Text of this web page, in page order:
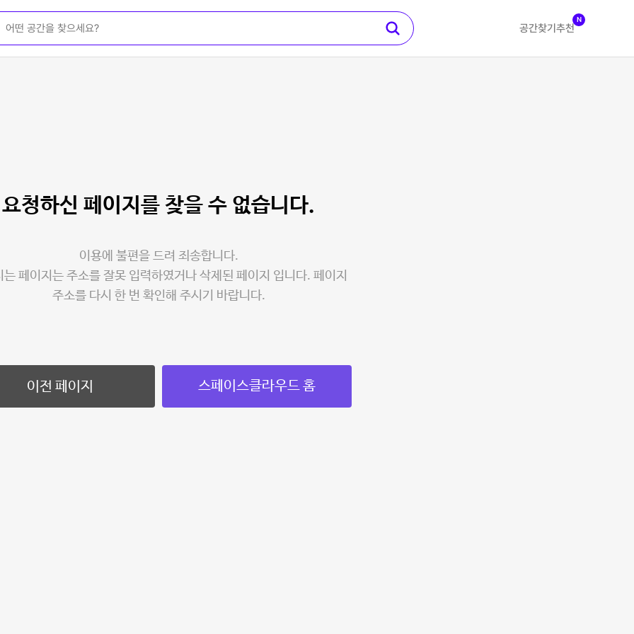
공간찾기 추천
N
요청하신 페이지를 찾을 수 없습니다.
이용에 불편을 드려 죄송합니다.
는 페이지는 주소를 잘못 입력하였거나 삭제된 페이지 입니다. 페이지
주소를 다시 한 번 확인해 주시기 바랍니다.
이전 페이지 스페이스클라우드 홈